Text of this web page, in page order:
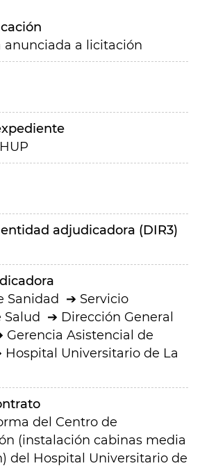
anunciada a licitación
adjudicadora (DIR3)
Sanidad
Servicio
Salud
Dirección General
Gerencia Asistencial de
Hospital Universitario de La
del Centro de
(instalación cabinas media
del Hospital Universitario de